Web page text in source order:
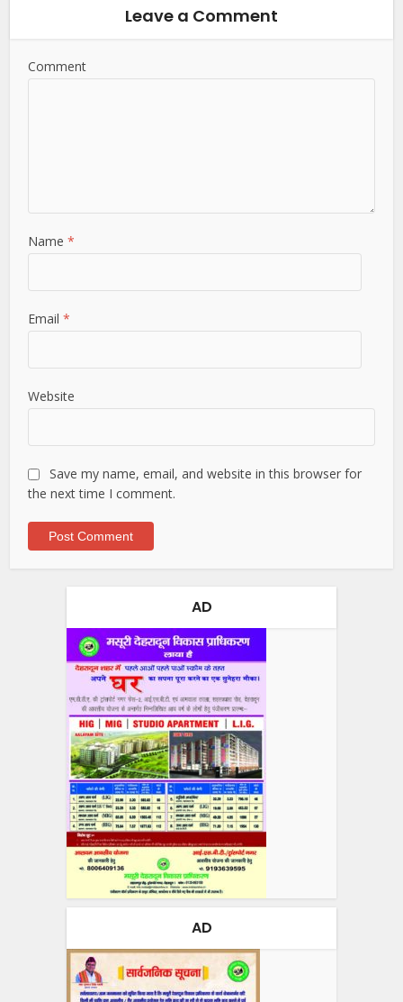
Leave a Comment
Comment
Name*
Email*
Website
Save my name, email, and website in this browser for
the next time I comment.
AD
AD